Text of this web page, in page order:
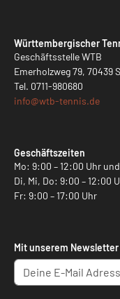
Württembergischer
Geschäftsstelle WTB
Emerholzweg 79, 70439
Tel. 0711-980680
info@wtb-tennis.de
Geschäftszeiten
Mo: 9:00 – 12:00 Uhr
Di, Mi, Do: 9:00 – 12:00
Fr: 9:00 – 17:00 Uhr
Mit unserem